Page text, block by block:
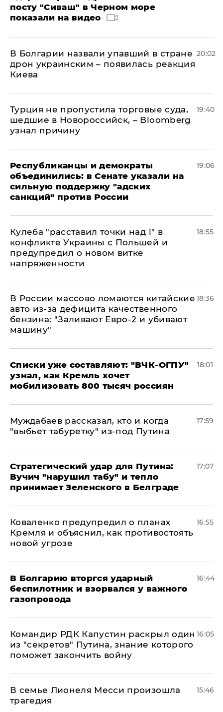
посту "Сиваш" в Черном море
показали на видео
В Болгарии назвали упавший в стране
дрон украинским – появилась реакция
Киева
20:02
Турция не пропустила торговые суда,
шедшие в Новороссийск, – Bloomberg
узнал причину
19:40
Республиканцы и демократы
объединились: в Сенате указали на
сильную поддержку "адских
санкций" против России
19:06
Кулеба "расставил точки над і" в
конфликте Украины с Польшей и
предупредил о новом витке
напряженности
18:55
В России массово ломаются китайские
авто из-за дефицита качественного
бензина: "Заливают Евро-2 и убивают
машину"
18:36
Списки уже составляют: "ВЧК-ОГПУ"
узнал, как Кремль хочет
мобилизовать 800 тысяч россиян
18:01
Муждабаев рассказал, кто и когда
"выбьет табуретку" из-под Путина
17:59
Стратегический удар для Путина:
Вучич "нарушил табу" и тепло
принимает Зеленского в Белграде
17:07
Коваленко предупредил о планах
Кремля и объяснил, как противостоять
новой угрозе
16:55
В Болгарию вторгся ударный
беспилотник и взорвался у важного
газопровода
16:44
Командир РДК Капустин раскрыл один
из "секретов" Путина, знание которого
поможет закончить войну
16:05
В семье Лионеля Месси произошла
трагедия
15:46